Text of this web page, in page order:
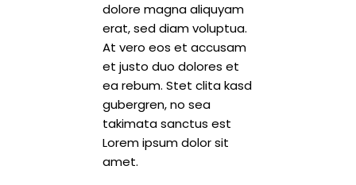
dolore magna aliquyam
erat, sed diam voluptua.
At vero eos et accusam
et justo duo dolores et
ea rebum. Stet clita kasd
gubergren, no sea
takimata sanctus est
Lorem ipsum dolor sit
amet.